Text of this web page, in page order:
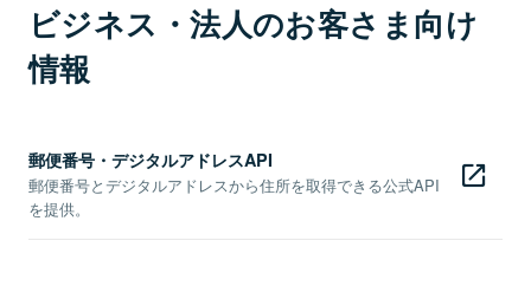
ビジネス・法人のお客さま向け
情報
郵便番号・デジタルアドレスAPI
郵便番号とデジタルアドレスから住所を取得できる公式API
を提供。